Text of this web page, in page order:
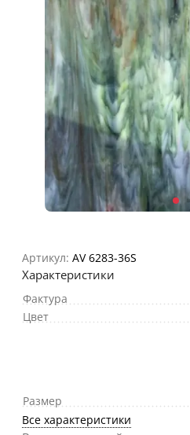
Артикул: AV 6283-36S
Характеристики
Фактура
Цвет
Размер
Все характеристики